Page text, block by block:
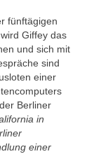
fünftägigen
Giffey das
und sich mit
sind
einer
Berliner
in
einer